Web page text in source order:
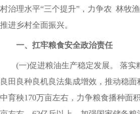
村治理水平“三个提升”，力争农 林牧
推进乡村全面振兴。
一、扛牢粮食安全政治责任
(一)促进粮油生产稳定发展。 落实
良田良种良机良法集成增效，推动稳
中育秧170万亩左右，力争粮食播种面